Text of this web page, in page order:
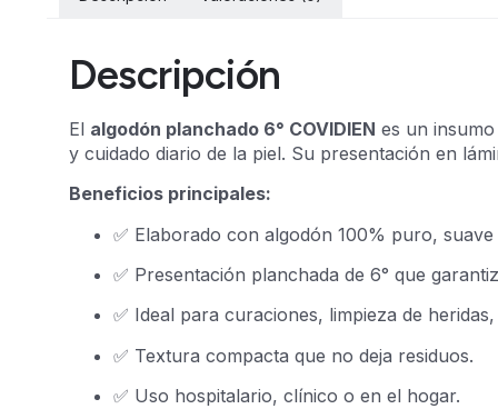
Descripción
El algodón planchado 6° COVIDIEN es un
y cuidado diario de la piel. Su presentación en
Beneficios principales:
✅ Elaborado con algodón 100% puro,
✅ Presentación planchada de 6° que
✅ Ideal para curaciones, limpieza de
✅ Textura compacta que no deja residuos.
✅ Uso hospitalario, clínico o en el hogar.